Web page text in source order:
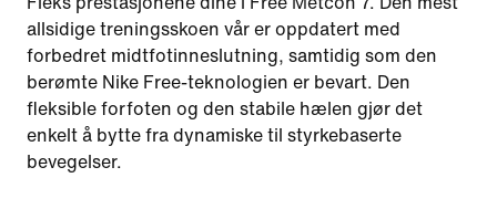
allsidige treningsskoen vår er oppdatert med
forbedret midtfotinneslutning, samtidig som den
berømte Nike Free-teknologien er bevart. Den
fleksible forfoten og den stabile hælen gjør det
enkelt å bytte fra dynamiske til styrkebaserte
bevegelser.